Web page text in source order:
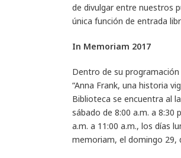
de divulgar entre nuestros
única función de entrada
In Memoriam 2017
Dentro de su
“Anna Frank, una historia
Biblioteca se encuentra al
sábado de 8:00 a.m. a 8:30
a.m. a 11:00 a.m., los días
memoriam, el domingo 29,